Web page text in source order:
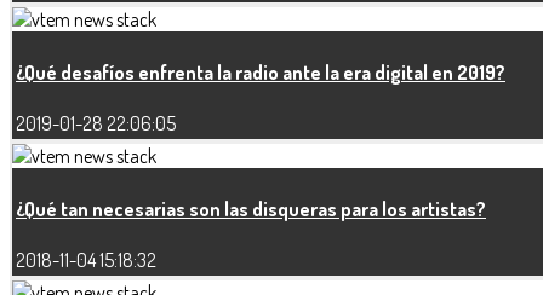
¿Qué desafíos enfrenta la radio ante la era digital en 2019?
2019-01-28 22:06:05
¿Qué tan necesarias son las disqueras para los artistas?
2018-11-04 15:18:32